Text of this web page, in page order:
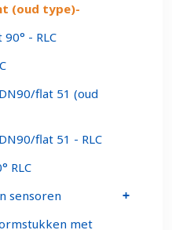
(oud type)
- RLC
flat 51 (oud
flat 51 - RLC
RLC
sensoren
met